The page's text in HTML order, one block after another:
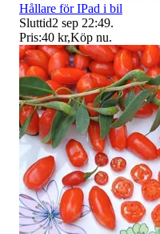
Hållare för IPad i bil
Sluttid2 sep 22:49.
Pris:40 kr,Köp nu.